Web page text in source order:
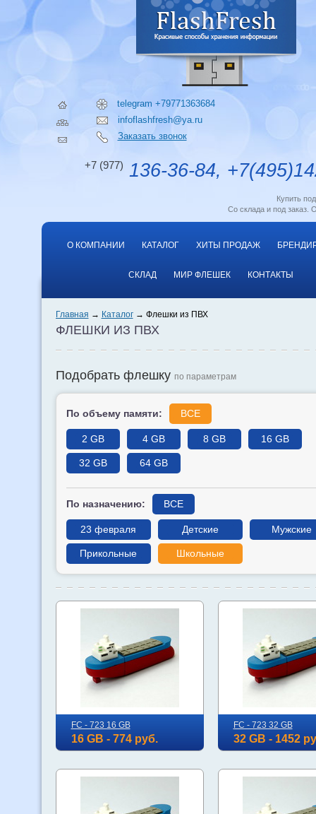
telegram +79771363684
infoflashfresh@ya.ru
Заказать звонок
+7 (977) 136-36-84,
Купить
Со склада и под заказ.
О КОМПАНИИ КАТАЛОГ ХИТЫ ПРОДАЖ
СКЛАД МИР ФЛЕШЕК КОНТАКТЫ
Главная Каталог Флешки из ПВХ
ФЛЕШКИ ИЗ ПВХ
Подобрать флешку по параметрам
По объему памяти: ВСЕ
2 GB 4 GB 8 GB 16 GB
32 GB 64 GB
По назначению: ВСЕ
23 февраля Детские Мужские
Прикольные Школьные
FC - 723 16 GB
16 GB - 774 руб.
FC - 723 32 GB
32 GB - 1452